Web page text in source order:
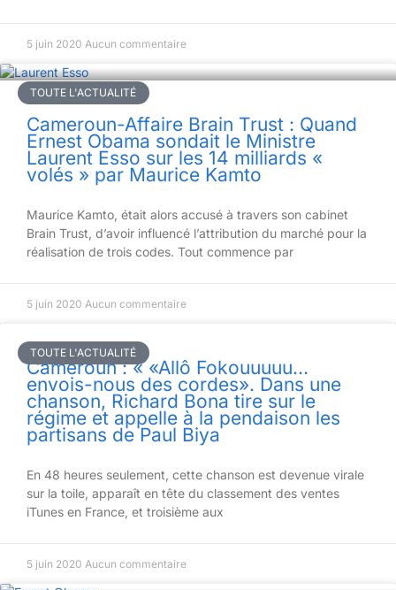
5 juin 2020 Aucun commentaire
TOUTE L'ACTUALITÉ
Cameroun-Affaire Brain Trust : Quand
Ernest Obama sondait le Ministre
Laurent Esso sur les 14 milliards «
volés » par Maurice Kamto
Maurice Kamto, était alors accusé à travers son cabinet
Brain Trust, d’avoir influencé l’attribution du marché pour la
réalisation de trois codes. Tout commence par
5 juin 2020 Aucun commentaire
TOUTE L'ACTUALITÉ
Cameroun : « «Allô Fokouuuuu…
envois-nous des cordes». Dans une
chanson, Richard Bona tire sur le
régime et appelle à la pendaison les
partisans de Paul Biya
En 48 heures seulement, cette chanson est devenue virale
sur la toile, apparaît en tête du classement des ventes
iTunes en France, et troisième aux
5 juin 2020 Aucun commentaire